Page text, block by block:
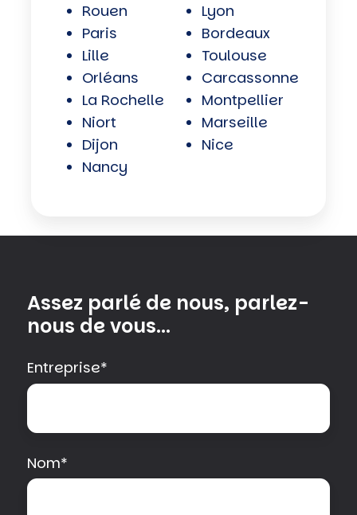
Rouen
Paris
Lille
Orléans
La Rochelle
Niort
Dijon
Nancy
Lyon
Bordeaux
Toulouse
Carcassonne
Montpellier
Marseille
Nice
Assez parlé de nous, parlez-
nous de vous...
Entreprise*
Nom*